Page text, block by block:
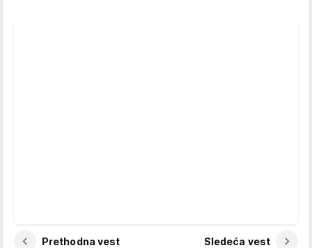
Prethodna vest Sledeća vest